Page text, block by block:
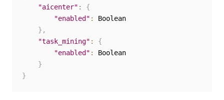
"aicenter" :
{
"enabled" :
Boolean
} ,
"task_mining" :
{
"enabled" :
Boolean
}
}